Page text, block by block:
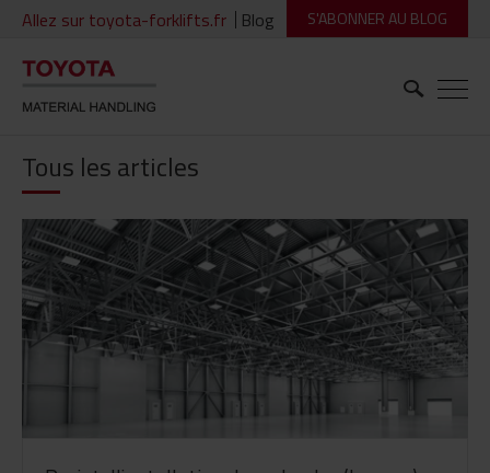
Allez sur toyota-forklifts.fr Blog S'ABONNER AU BLOG
Tous les articles